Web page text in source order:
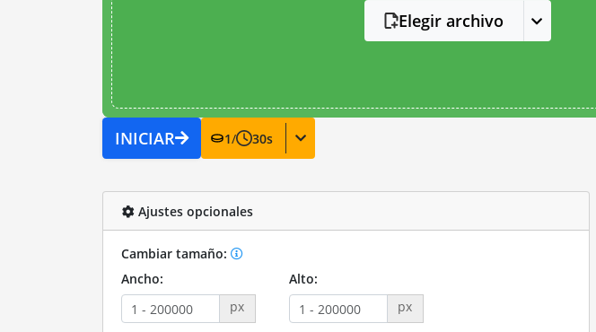
Elegir archivo
INICIAR 1/ 30s
Ajustes opcionales
Cambiar tamaño:
Ancho:
px
Alto:
px